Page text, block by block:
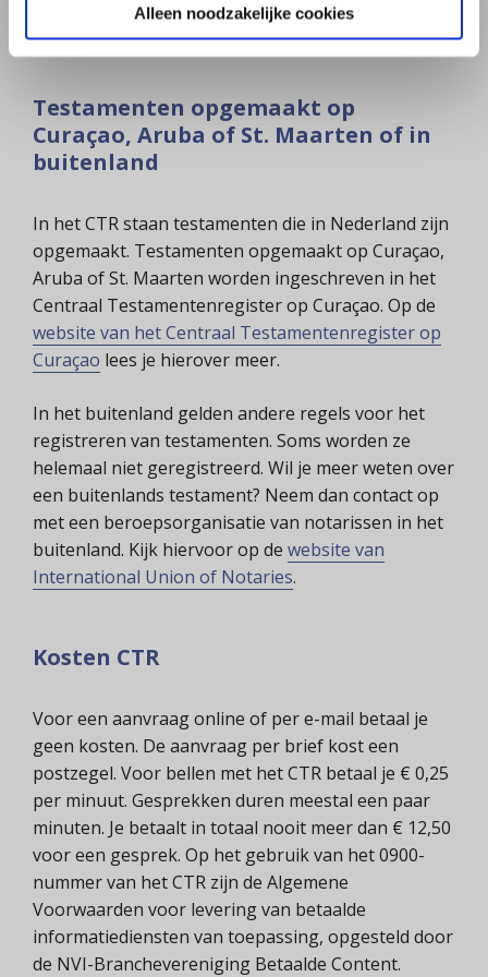
Alleen noodzakelijke cookies
wat er in het testament staat.
Testamenten opgemaakt op
Curaçao, Aruba of St. Maarten of in
buitenland
In het CTR staan testamenten die in Nederland zijn
opgemaakt. Testamenten opgemaakt op Curaçao,
Aruba of St. Maarten worden ingeschreven in het
Centraal Testamentenregister op Curaçao. Op de
website van het Centraal Testamentenregister op
Curaçao lees je hierover meer.
In het buitenland gelden andere regels voor het
registreren van testamenten. Soms worden ze
helemaal niet geregistreerd. Wil je meer weten over
een buitenlands testament? Neem dan contact op
met een beroepsorganisatie van notarissen in het
buitenland. Kijk hiervoor op de website van
International Union of Notaries.
Kosten CTR
Voor een aanvraag online of per e-mail betaal je
geen kosten. De aanvraag per brief kost een
postzegel. Voor bellen met het CTR betaal je € 0,25
per minuut. Gesprekken duren meestal een paar
minuten. Je betaalt in totaal nooit meer dan € 12,50
voor een gesprek. Op het gebruik van het 0900-
nummer van het CTR zijn de Algemene
Voorwaarden voor levering van betaalde
informatiediensten van toepassing, opgesteld door
de NVI-Branchevereniging Betaalde Content.